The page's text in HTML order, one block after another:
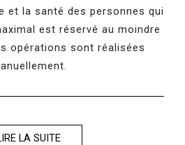
et la santé des personnes qui
est réservé au moindre
opérations sont réalisées
LA SUITE